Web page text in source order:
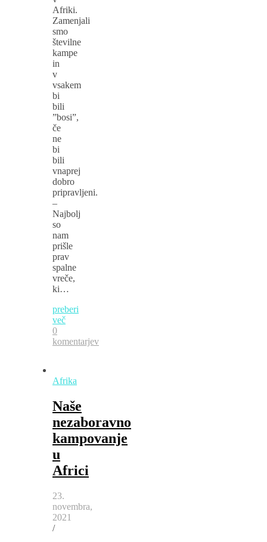
Afriki.
Zamenjali
smo
številne
kampe
in
v
vsakem
bi
bili
”bosi”,
če
ne
bi
bili
vnaprej
dobro
pripravljeni.
–
Najbolj
so
nam
prišle
prav
spalne
vreče,
ki…
preberi
več
0
komentarjev
Afrika
Naše
nezaboravno
kampovanje
u
Africi
23.
novembra,
2021
/